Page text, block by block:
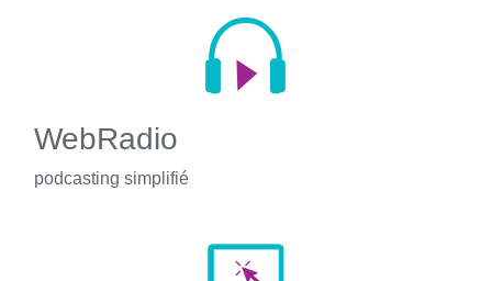
WebRadio
podcasting simplifié